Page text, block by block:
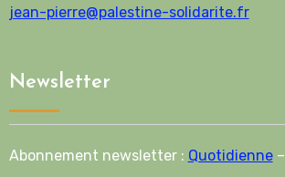
jean-pierre@palestine-solidarite.fr
Newsletter
Abonnement newsletter : Quotidienne–